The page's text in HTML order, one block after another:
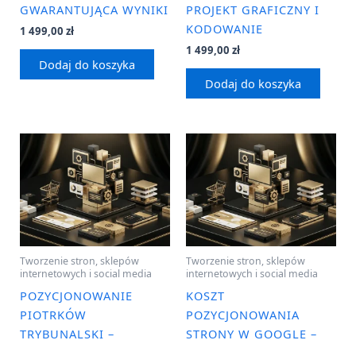
GWARANTUJĄCA WYNIKI
1 499,00 zł
Dodaj do koszyka
PROJEKT GRAFICZNY I
KODOWANIE
1 499,00 zł
Dodaj do koszyka
Tworzenie stron, sklepów
internetowych i social media
POZYCJONOWANIE
PIOTRKÓW
TRYBUNALSKI –
Tworzenie stron, sklepów
internetowych i social media
KOSZT
POZYCJONOWANIA
STRONY W GOOGLE –